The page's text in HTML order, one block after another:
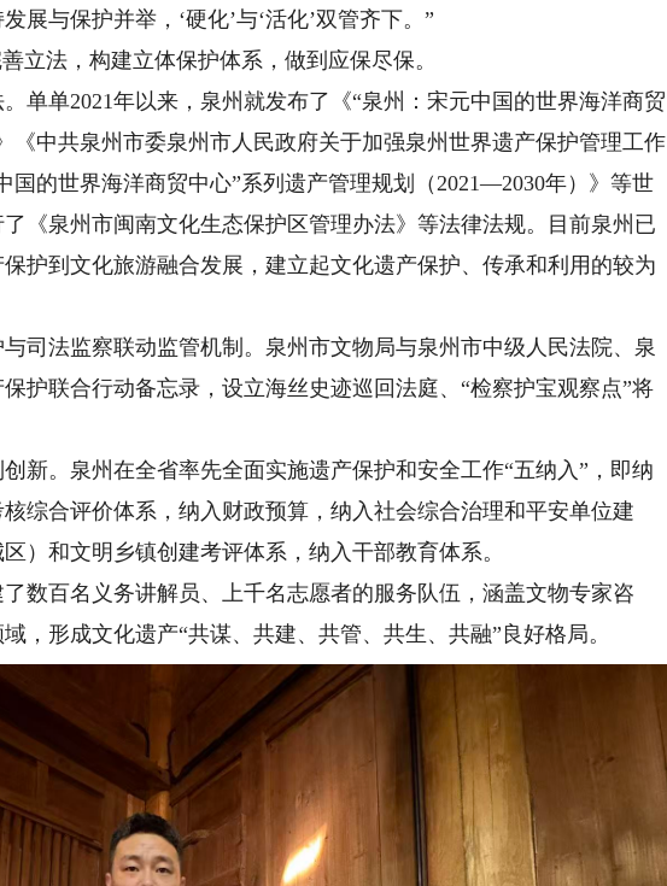
展与保护并举，‘硬化’与‘活化’双管齐下。”
法，构建立体保护体系，做到应保尽保。
单2021年以来，泉州就发布了《“泉州：宋元中国的世界海洋商贸
《中共泉州市委泉州市人民政府关于加强泉州世界遗产保护管理工作
国的世界海洋商贸中心”系列遗产管理规划（2021—2030年）》等世
《泉州市闽南文化生态保护区管理办法》等法律法规。目前泉州已
护到文化旅游融合发展，建立起文化遗产保护、传承和利用的较为
法监察联动监管机制。泉州市文物局与泉州市中级人民法院、泉
护联合行动备忘录，设立海丝史迹巡回法庭、“检察护宝观察点”将
。泉州在全省率先全面实施遗产保护和安全工作“五纳入”，即纳
综合评价体系，纳入财政预算，纳入社会综合治理和平安单位建
）和文明乡镇创建考评体系，纳入干部教育体系。
百名义务讲解员、上千名志愿者的服务队伍，涵盖文物专家咨
，形成文化遗产“共谋、共建、共管、共生、共融”良好格局。